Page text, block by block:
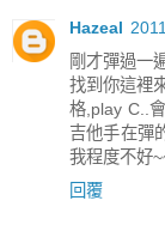
Hazeal
剛才彈過一
找到你這裡
格,play C..
吉他手在彈
我程度不好
回覆